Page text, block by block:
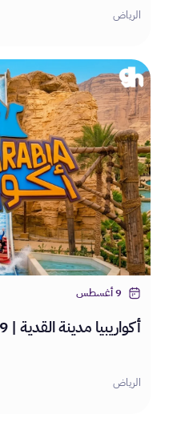
الرياض
9 أغسطس
أكواريبيا مدينة القدية | 9 أغسطس 2026
الرياض